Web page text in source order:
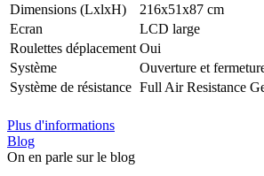
Dimensions (LxlxH)
216x51x87 cm
Ecran
LCD large
Roulettes déplacement Oui
Système
Ouverture et
Système de résistance Full Air Resistance
Plus d'informations
Blog
On en parle sur le blog